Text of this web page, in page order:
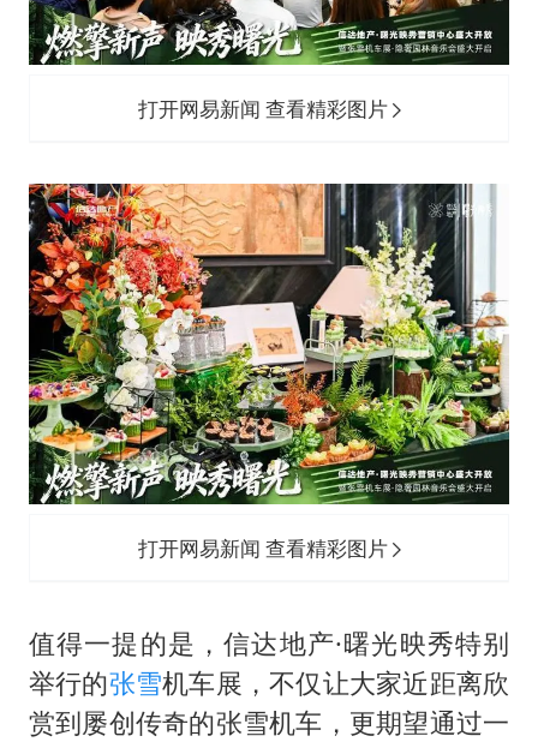
打开网易新闻 查看精彩图片
打开网易新闻 查看精彩图片
值得一提的是，信达地产·曙光映秀特别
举行的张雪机车展，不仅让大家近距离欣
赏到屡创传奇的张雪机车，更期望通过一